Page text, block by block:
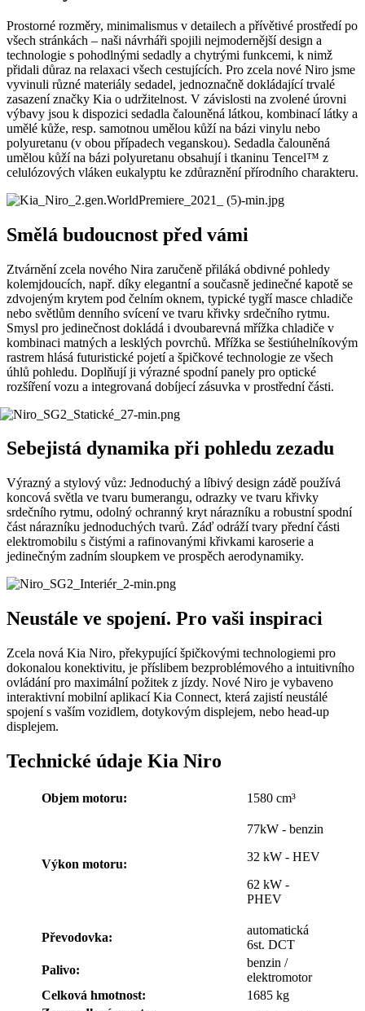
Prostorné rozměry, minimalismus v detailech a přívětivé prostředí po
všech stránkách – naši návrháři spojili nejmodernější design a
technologie s pohodlnými sedadly a chytrými funkcemi, k nimž
přidali důraz na relaxaci všech cestujících. Pro zcela nové Niro jsme
vyvinuli různé materiály sedadel, jednoznačně dokládající trvalé
zasazení značky Kia o udržitelnost. V závislosti na zvolené úrovni
výbavy jsou k dispozici sedadla čalouněná látkou, kombinací látky a
umělé kůže, resp. samotnou umělou kůží na bázi vinylu nebo
polyuretanu (v obou případech veganskou). Sedadla čalouněná
umělou kůží na bázi polyuretanu obsahují i tkaninu Tencel™ z
celulózových vláken eukalyptu ke zdůraznění přírodního charakteru.
Smělá budoucnost před vámi
Ztvárnění zcela nového Nira zaručeně přiláká obdivné pohledy
kolemjdoucích, např. díky elegantní a současně jedinečné kapotě se
zdvojeným krytem pod čelním oknem, typické tygří masce chladiče
nebo světlům denního svícení ve tvaru křivky srdečního rytmu.
Smysl pro jedinečnost dokládá i dvoubarevná mřížka chladiče v
kombinaci matných a lesklých povrchů. Mřížka se šestiúhelníkovým
rastrem hlásá futuristické pojetí a špičkové technologie ze všech
úhlů pohledu. Doplňují ji výrazné spodní panely pro optické
rozšíření vozu a integrovaná dobíjecí zásuvka v prostřední části.
Sebejistá dynamika při pohledu zezadu
Výrazný a stylový vůz: Jednoduchý a líbivý design zádě používá
koncová světla ve tvaru bumerangu, odrazky ve tvaru křivky
srdečního rytmu, odolný ochranný kryt nárazníku a robustní spodní
část nárazníku jednoduchých tvarů. Záď odráží tvary přední části
elektromobilu s čistými a rafinovanými křivkami karoserie a
jedinečným zadním sloupkem ve prospěch aerodynamiky.
Neustále ve spojení. Pro vaši inspiraci
Zcela nová Kia Niro, překypující špičkovými technologiemi pro
dokonalou konektivitu, je příslibem bezproblémového a intuitivního
ovládání pro maximální požitek z jízdy. Nové Niro je vybaveno
interaktivní mobilní aplikací Kia Connect, která zajistí neustálé
spojení s vaším vozidlem, dotykovým displejem, nebo head-up
displejem.
Technické údaje Kia Niro
Objem motoru: 1580 cm³
Výkon motoru:
77kW - benzin
32 kW - HEV
62 kW -
PHEV
Převodovka:
automatická
6st. DCT
Palivo:
benzin /
elektromotor
Celková hmotnost:
1685 kg